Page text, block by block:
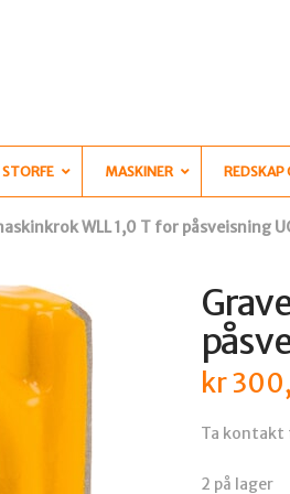
STORFE MASKINER REDSKAP
WLL 1,0 T for påsveisning
kr
Ta kontakt
2 på lager